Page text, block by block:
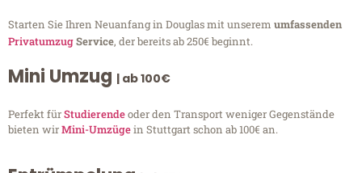
Starten Sie Ihren Neuanfang in Douglas mit unserem umfassenden
PrivatumzugService, der bereits ab 250€ beginnt.
Mini Umzug | ab 100€
Perfekt fürStudierendeoder den Transport weniger Gegenstände
bieten wirMini-Umzügein Stuttgart schon ab 100€ an.